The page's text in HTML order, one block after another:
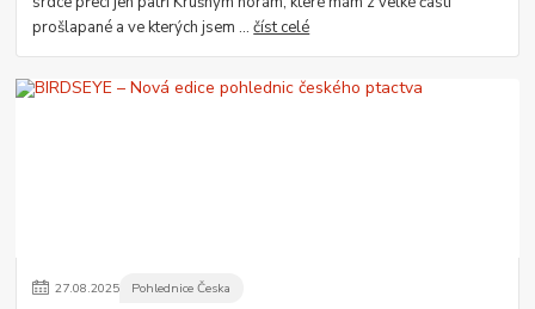
prošlapané a ve kterých jsem ...číst celé
27.08.2025 Pohlednice Česka